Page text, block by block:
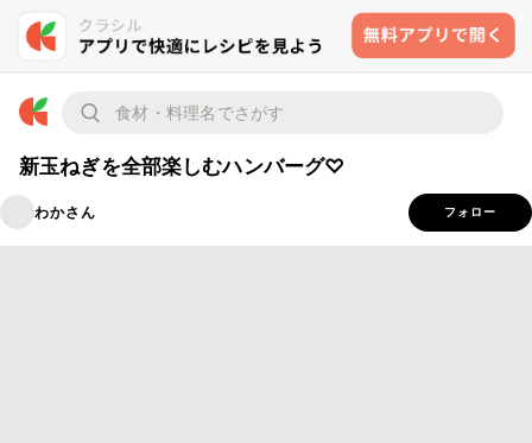
新玉ねぎを全部楽しむハンバーグ♡
わかさん フォロー